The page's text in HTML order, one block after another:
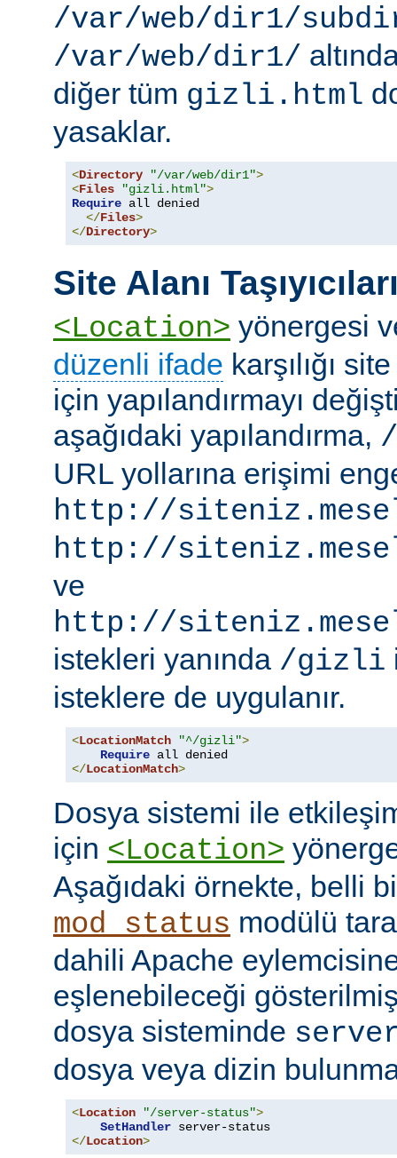
/var/web/dir1/
/var/web/dir1/
diğer tüm gizli.html
yasaklar.
<Directory "/var/web/dir1">
<Files "gizli.html">
Require all denied
</Files>
</Directory>
Site Alanı
<Location> yönergesi
düzenli ifade karşılığı
için yapılandırmayı
aşağıdaki yapılandırma,
URL yollarına erişimi
http://
http://
ve
http://
istekleri yanında /gizli
isteklere de uygulanır.
<LocationMatch "^/gizli">
Require
</LocationMatch>
Dosya sistemi ile
için <Location>
Aşağıdaki örnekte, belli
mod_status modülü
dahili Apache
eşlenebileceği
dosya sisteminde
dosya veya dizin
<Location "/server-status">
SetHandler
</Location>